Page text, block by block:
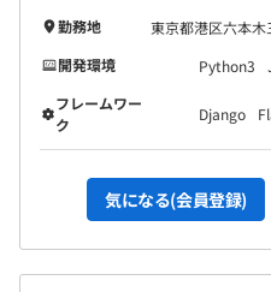
勤務地
東京都港区六本
開発環境
Python3
フレームワー
ク
Django
気になる(会員登録)